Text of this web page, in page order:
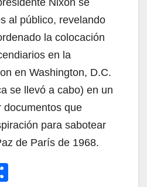
Nixon se
al público, revelando
la colocación
en la
en Washington, D.C.
se llevó a cabo) en un
documentos que
para sabotear
de París de 1968.